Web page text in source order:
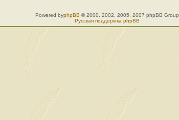
Powered byphpBB © 2000, 2002, 2005, 2007 phpBB Group
Русская поддержка phpBB